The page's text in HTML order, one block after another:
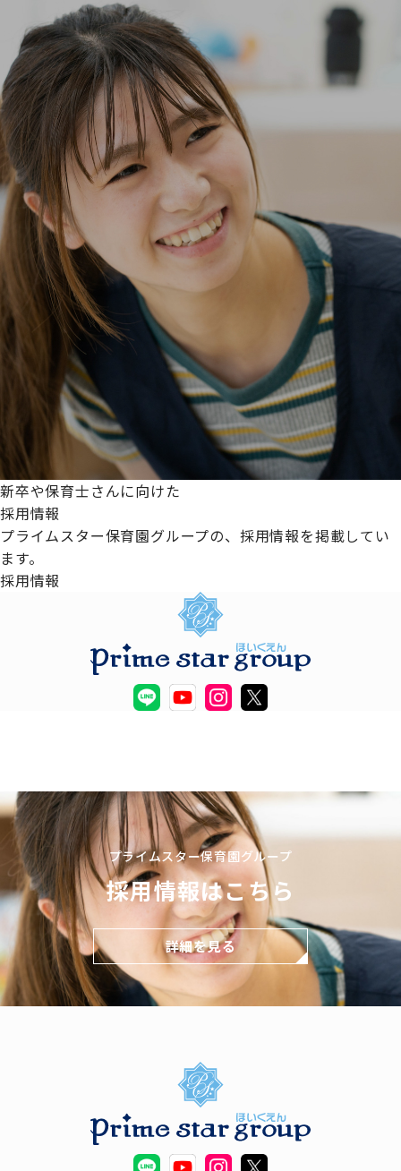
新卒や保育士さんに向けた
採用情報
プライムスター保育園グループの、採用情報を掲載してい
ます。
採用情報
プライムスター保育園グループ
採用情報はこちら
詳細を見る